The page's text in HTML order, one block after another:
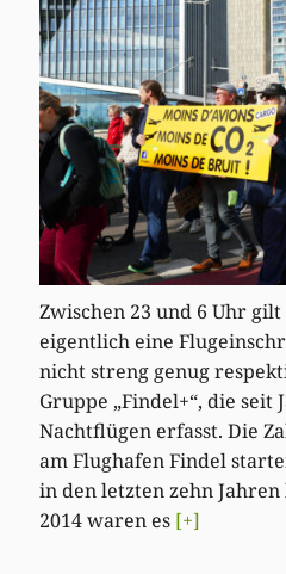
Zwischen 23 und 6 Uhr
eigentlich eine
nicht streng genug
Gruppe „Findel+“, die seit
Nachtflügen erfasst. Die
am Flughafen Findel
in den letzten zehn
2014 waren es [+]